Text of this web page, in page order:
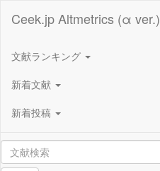
Ceek.jp Altmetrics (α ver.)
文献ランキング
新着文献
新着投稿